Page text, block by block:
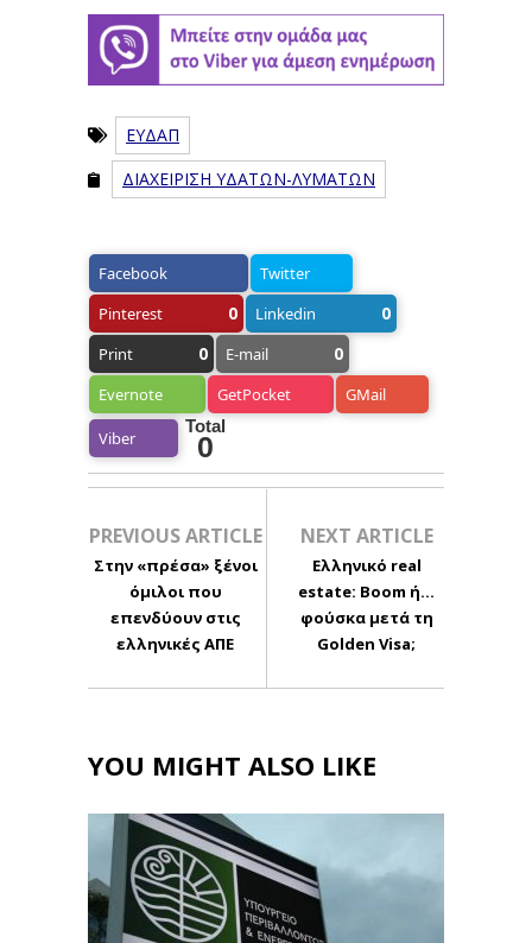
ΕΥΔΑΠ
ΔΙΑΧΕΙΡΙΣΗ ΥΔΑΤΩΝ-ΛΥΜΑΤΩΝ
Facebook
Twitter
Pinterest
0 Linkedin 0
Print 0 E-mail 0
Evernote GetPocket GMail
Viber
Total
0
PREVIOUS ARTICLE
Στην «πρέσα» ξένοι
όμιλοι που
επενδύουν στις
ελληνικές ΑΠΕ
NEXT ARTICLE
Ελληνικό real
estate: Boom ή...
φούσκα μετά τη
Golden Visa;
YOU MIGHT ALSO LIKE